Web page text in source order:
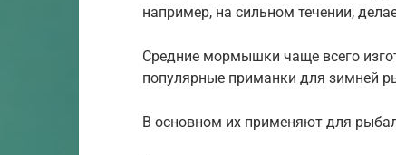
например, на сильном течении,
Средние мормышки чаще всего
популярные приманки для зимней
В основном их применяют для